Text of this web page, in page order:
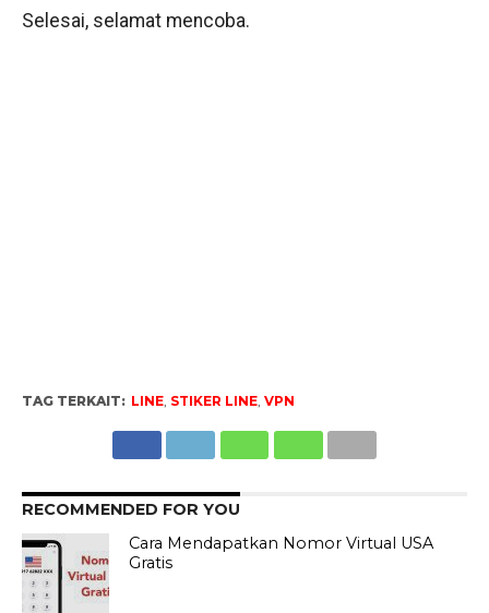
Selesai, selamat mencoba.
TAG TERKAIT: LINE, STIKER LINE, VPN
RECOMMENDED FOR YOU
Cara Mendapatkan Nomor Virtual USA
Gratis